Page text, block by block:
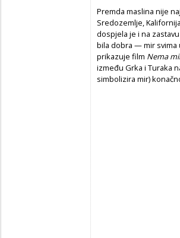
Premda maslina nije
Sredozemlje,
dospjela je i na
bila dobra — mir svima
prikazuje film Nema
između Grka i Turaka
simbolizira mir)